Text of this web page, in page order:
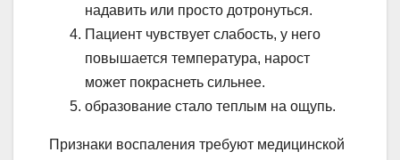
надавить или просто дотронуться.
Пациент чувствует слабость, у него
повышается температура, нарост
может покраснеть сильнее.
образование стало теплым на ощупь.
Признаки воспаления требуют медицинской